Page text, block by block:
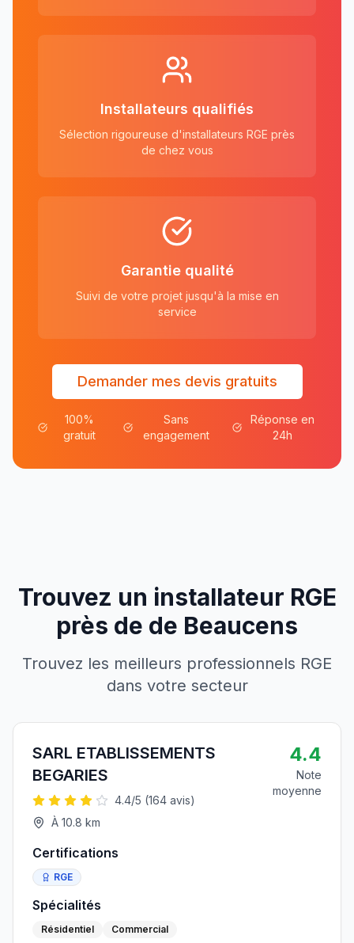
Installateurs qualifiés
Sélection rigoureuse d'installateurs RGE près
de chez vous
Garantie qualité
Suivi de votre projet jusqu'à la mise en
service
Demander mes devis gratuits
100%
gratuit
Sans
engagement
Réponse en
24h
Trouvez un installateur RGE
près de de Beaucens
Trouvez les meilleurs professionnels RGE
dans votre secteur
SARL ETABLISSEMENTS
BEGARIES
4.4/5 (164 avis)
À 10.8 km
4.4
Note
moyenne
Certifications
RGE
Spécialités
Résidentiel Commercial